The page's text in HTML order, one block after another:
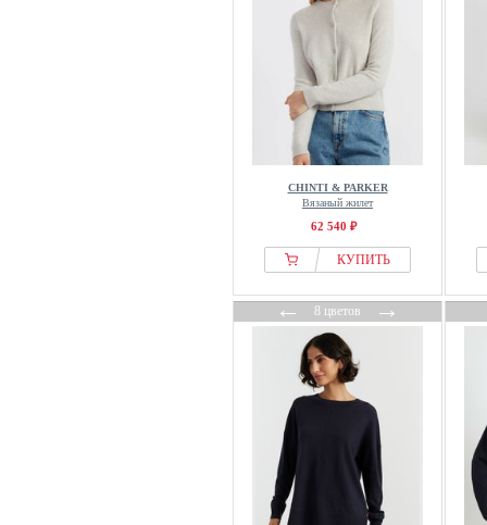
CHINTI & PARKER
Вязаный жилет
62 540 ₽
КУПИТЬ
←8 цветов→